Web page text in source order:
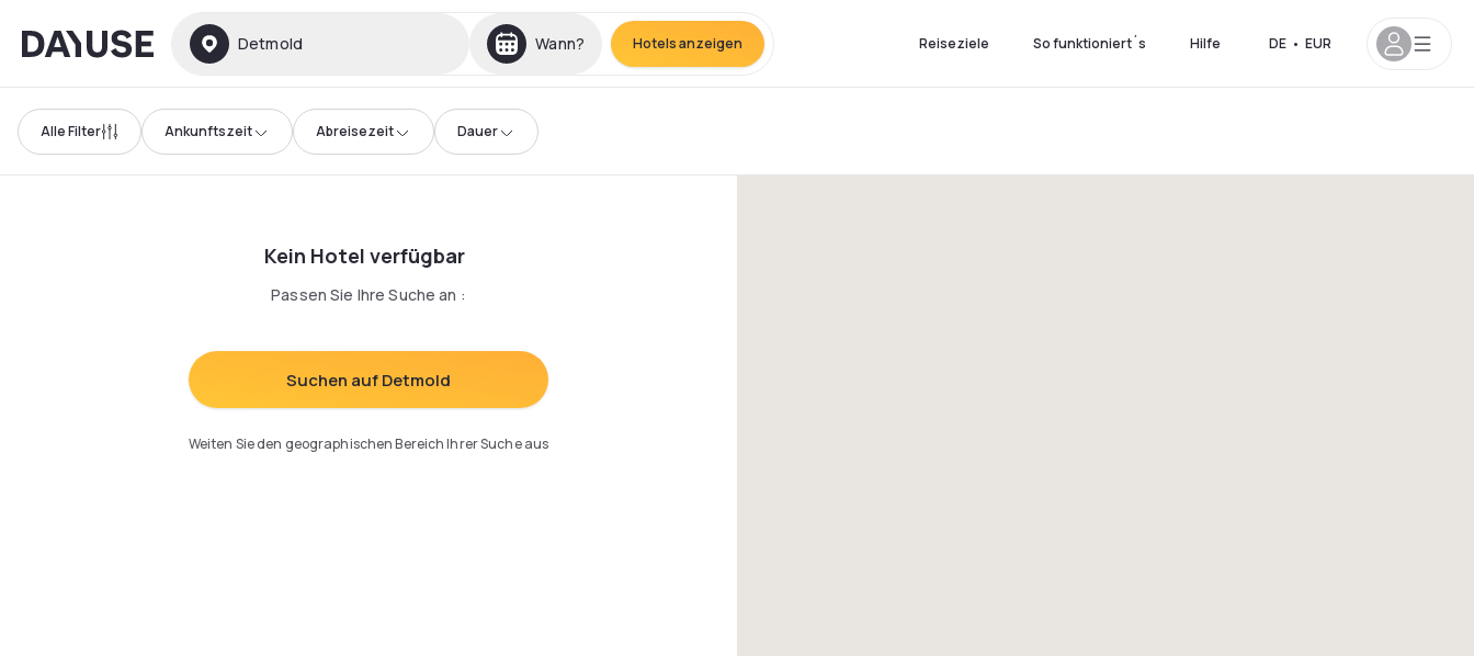
Dayuse Detmold Wann? Hotels anzeigen Reiseziele So funktioniert´s Hilfe DE • EUR
Alle Filter Ankunftszeit Abreisezeit Dauer
Kein Hotel verfügbar
Passen Sie Ihre Suche an :
Suchen auf Detmold
Weiten Sie den geographischen Bereich Ihrer Suche aus